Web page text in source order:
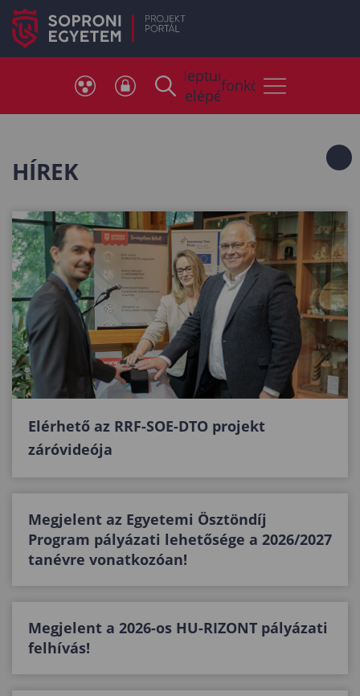
Neptun
belépés
Telefonkönyv
HÍREK
Elérhető az RRF-SOE-DTO projekt
záróvideója
Megjelent az Egyetemi Ösztöndíj
Program pályázati lehetősége a 2026/2027
tanévre vonatkozóan!
Megjelent a 2026-os HU-RIZONT pályázati
felhívás!